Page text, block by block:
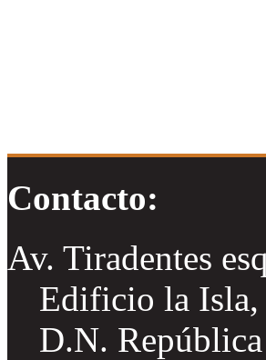
Contacto:
Av. Tiradentes
Edificio la Isla,
D.N.